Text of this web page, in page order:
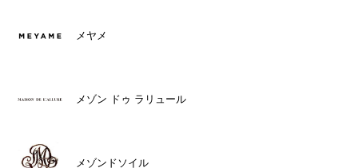
メヤメ
メゾン ドゥ ラリュール
メゾンドソイル